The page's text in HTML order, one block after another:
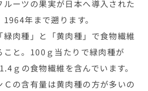
ーツの果実が日本へ導入された
年まで遡ります。
肉種」と「黄肉種」で食物繊維
こと。100ｇ当たりで緑肉種が
ｇの食物繊維を含んでいます。
の含有量は黄肉種の方が多いの